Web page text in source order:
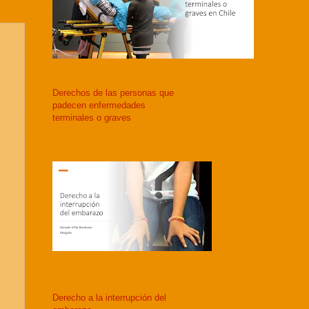
Derechos de las personas que
padecen enfermedades
terminales o graves
Derecho a la interrupción del